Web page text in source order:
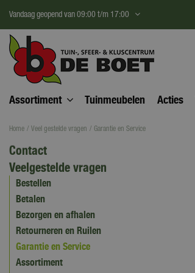
content
Home Veel gestelde vragen Garantie en Service
Vandaag geopend van 09:00 t/m 17:00
Assortiment Tuinmeubelen Acties
Contact
Veelgestelde vragen
Bestellen
Betalen
Bezorgen en afhalen
Retourneren en Ruilen
Garantie en Service
Assortiment